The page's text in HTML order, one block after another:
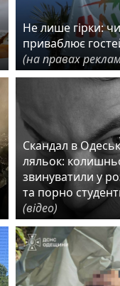
Не лише гірки:
приваблює
(на правах
Скандал в
ляльок:
звинуватили у
та порно
(відео)